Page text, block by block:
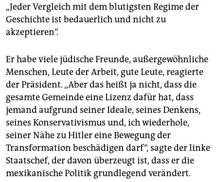
„Jeder Vergleich mit dem blutigsten Regime der
Geschichte ist bedauerlich und nicht zu
akzeptieren“.
Er habe viele jüdische Freunde, außergewöhnliche
Menschen, Leute der Arbeit, gute Leute, reagierte
der Präsident. „Aber das heißt ja nicht, dass die
gesamte Gemeinde eine Lizenz dafür hat, dass
jemand aufgrund seiner Ideale, seines Denkens,
seines Konservativismus und, ich wiederhole,
seiner Nähe zu Hitler eine Bewegung der
Transformation beschädigen darf“, sagte der linke
Staatschef, der davon überzeugt ist, dass er die
mexikanische Politik grundlegend verändert.